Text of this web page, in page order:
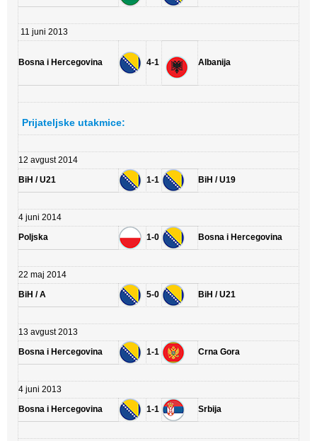
11 juni 2013
Bosna i Hercegovina 4-1 Albanija
Prijateljske utakmice:
12 avgust 2014
BiH / U21
1-1 BiH / U19
4 juni 2014
Poljska
1-0 Bosna i Hercegovina
22 maj 2014
BiH / A
5-0 BiH / U21
13 avgust 2013
Bosna i Hercegovina
1-1 Crna Gora
4 juni 2013
Bosna i Hercegovina
1-1 Srbija